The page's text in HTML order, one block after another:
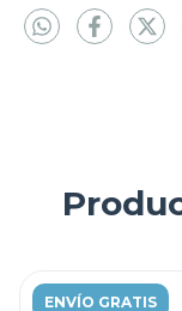
ENVÍO GRATIS